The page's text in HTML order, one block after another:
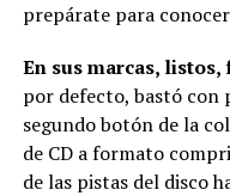
prepárate para
En sus marcas,
por defecto, bastó con
segundo botón de la
de CD a formato
de las pistas del disco